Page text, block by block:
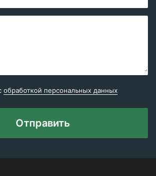
обработкой персональных данных
Отправить